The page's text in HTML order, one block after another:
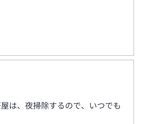
は、夜掃除するので、いつでも